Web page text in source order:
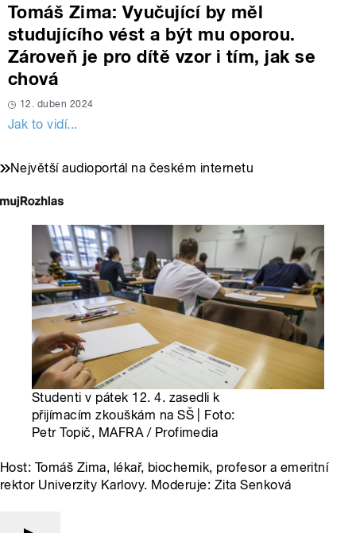
Tomáš Zima: Vyučující by měl
studujícího vést a být mu oporou.
Zároveň je pro dítě vzor i tím, jak se
chová
12. duben 2024
Jak to vidí...
Největší audioportál na českém internetu
Studenti v pátek 12. 4. zasedli k
přijímacím zkouškám na SŠ | Foto:
Petr Topič, MAFRA / Profimedia
Host: Tomáš Zima, lékař, biochemik, profesor a emeritní
rektor Univerzity Karlovy. Moderuje: Zita Senková